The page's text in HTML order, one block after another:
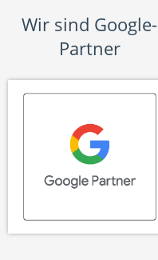
Wir sind Google-
Partner